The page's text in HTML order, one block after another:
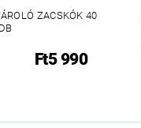
ZACSKÓK 40
DB
Ft5 990